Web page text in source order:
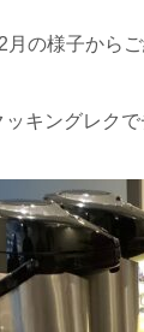
月の様子から
キングレクで